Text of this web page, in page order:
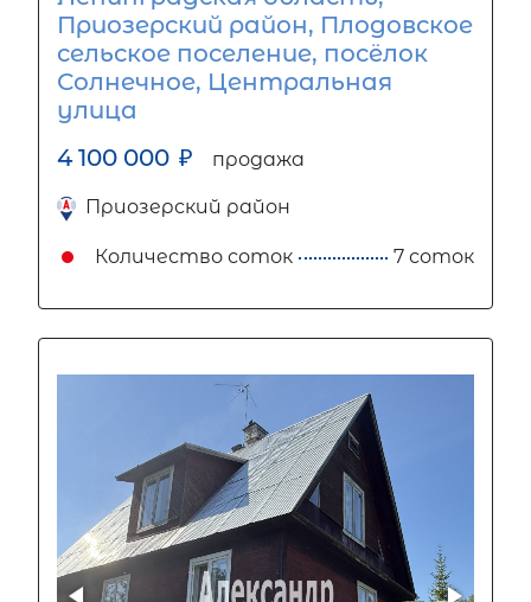
Приозерский район, Плодовское
сельское поселение, посёлок
Солнечное, Центральная
улица
4 100 000 ₽ продажа
Приозерский район
Количество соток 7 соток